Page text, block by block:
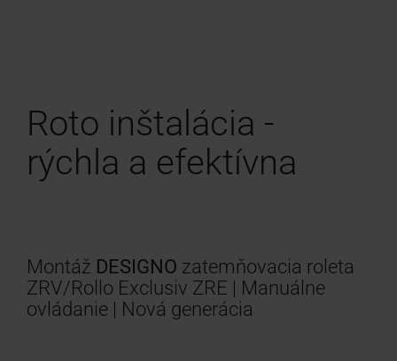
Roto inštalácia -
rýchla a efektívna
Montáž DESIGNO zatemňovacia roleta
ZRV/Rollo Exclusiv ZRE | Manuálne
ovládanie | Nová generácia